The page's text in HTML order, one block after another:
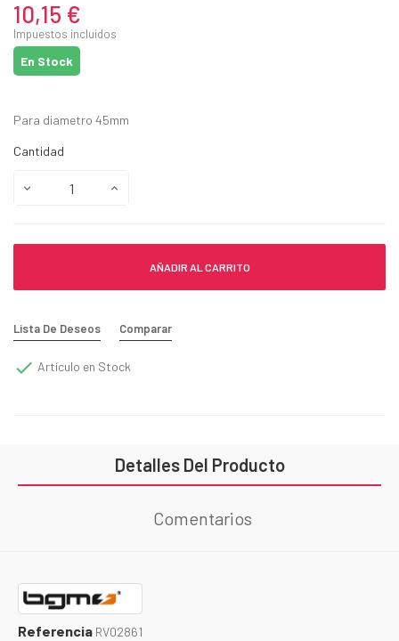
10,15 €
Impuestos incluidos
En Stock
Para diametro 45mm
Cantidad
AÑADIR AL CARRITO
Lista De Deseos Comparar
 Artículo en Stock
Detalles Del Producto
Comentarios
Referencia RV02861